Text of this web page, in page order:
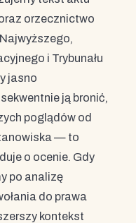
orzecznictwo
i Trybunału
jasno
ją bronić,
poglądów od
— to
o ocenie. Gdy
po analizę
do prawa
kontekst